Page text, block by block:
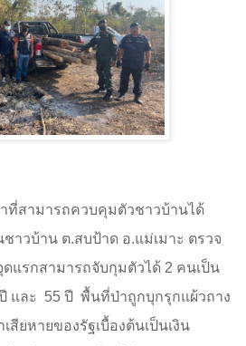
าที่สามารถควบคุมตัวชาวบ้านได้
าวบ้าน ต.สบป้าด อ.แม่เมาะ ตรวจ
ดแรกสามารถจับกุมตัวได้ 2 คนเป็น
และ 55 ปี พื้นที่ป่าถูกบุกรุกแผ้วถาง
เสียหายของรัฐเบื้องต้นเป็นเงิน